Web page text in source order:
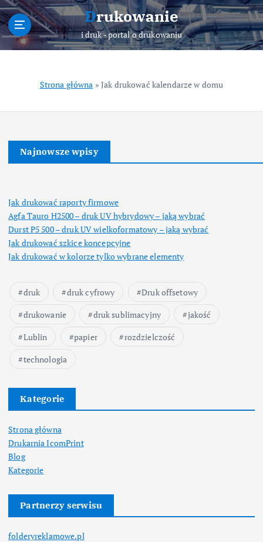
S
k
i
n
Drukowanie
i druk - portal o drukowaniu
Strona główna »Jak drukować kalendarze w domu
Najnowsze wpisy
Jak drukować raporty firmowe
Agfa Tauro H2500 – druk UV hybrydowy – jaką wybrać
Durst P5 500 – druk UV wielkoformatowy – jaką wybrać
Jak drukować szkice koncepcyjne
Jak drukować w kolorze tylko wybrane elementy
druk druk cyfrowy
Druk offsetowy
drukowanie
druk sublimacyjny
jakość
Lublin
papier
rozdzielczość
technologia
Kategorie
Strona główna
Drukarnia IcomPrint
Blog
Kategorie
Partnerzy serwisu
folderyreklamowe.pl